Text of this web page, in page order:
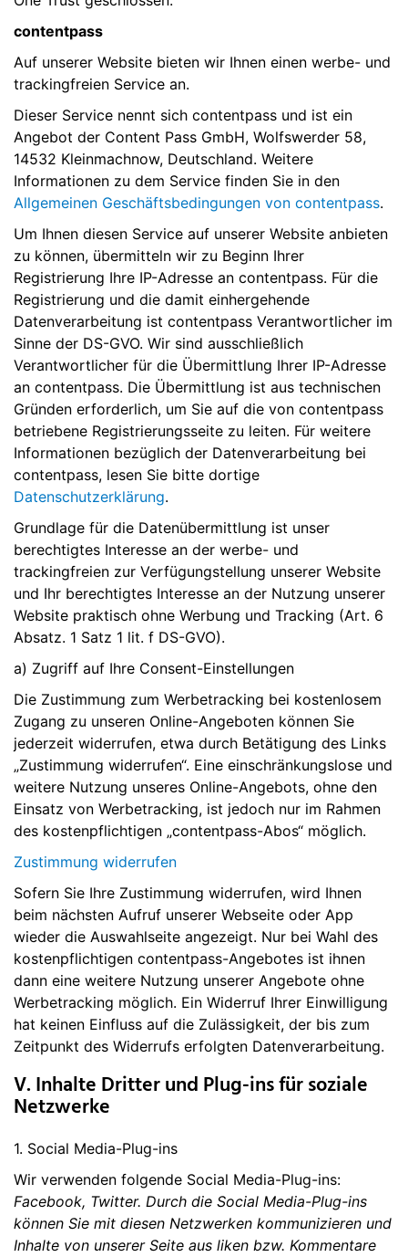
contentpass
Auf unserer Website bieten wir Ihnen einen werbe- und
trackingfreien Service an.
Dieser Service nennt sich contentpass und ist ein
Angebot der Content Pass GmbH, Wolfswerder 58,
14532 Kleinmachnow, Deutschland. Weitere
Informationen zu dem Service finden Sie in den
Allgemeinen Geschäftsbedingungen von contentpass.
Um Ihnen diesen Service auf unserer Website anbieten
zu können, übermitteln wir zu Beginn Ihrer
Registrierung Ihre IP-Adresse an contentpass. Für die
Registrierung und die damit einhergehende
Datenverarbeitung ist contentpass Verantwortlicher im
Sinne der DS-GVO. Wir sind ausschließlich
Verantwortlicher für die Übermittlung Ihrer IP-Adresse
an contentpass. Die Übermittlung ist aus technischen
Gründen erforderlich, um Sie auf die von contentpass
betriebene Registrierungsseite zu leiten. Für weitere
Informationen bezüglich der Datenverarbeitung bei
contentpass, lesen Sie bitte dortige
Datenschutzerklärung.
Grundlage für die Datenübermittlung ist unser
berechtigtes Interesse an der werbe- und
trackingfreien zur Verfügungstellung unserer Website
und Ihr berechtigtes Interesse an der Nutzung unserer
Website praktisch ohne Werbung und Tracking (Art. 6
Absatz. 1 Satz 1 lit. f DS-GVO).
a) Zugriff auf Ihre Consent-Einstellungen
Die Zustimmung zum Werbetracking bei kostenlosem
Zugang zu unseren Online-Angeboten können Sie
jederzeit widerrufen, etwa durch Betätigung des Links
„Zustimmung widerrufen“. Eine einschränkungslose und
weitere Nutzung unseres Online-Angebots, ohne den
Einsatz von Werbetracking, ist jedoch nur im Rahmen
des kostenpflichtigen „contentpass-Abos“ möglich.
Zustimmung widerrufen
Sofern Sie Ihre Zustimmung widerrufen, wird Ihnen
beim nächsten Aufruf unserer Webseite oder App
wieder die Auswahlseite angezeigt. Nur bei Wahl des
kostenpflichtigen contentpass-Angebotes ist ihnen
dann eine weitere Nutzung unserer Angebote ohne
Werbetracking möglich. Ein Widerruf Ihrer Einwilligung
hat keinen Einfluss auf die Zulässigkeit, der bis zum
Zeitpunkt des Widerrufs erfolgten Datenverarbeitung.
V. Inhalte Dritter und Plug-ins für soziale
Netzwerke
1. Social Media-Plug-ins
Wir verwenden folgende Social Media-Plug-ins:
Facebook, Twitter. Durch die Social Media-Plug-ins
können Sie mit diesen Netzwerken kommunizieren und
Inhalte von unserer Seite aus liken bzw. Kommentare